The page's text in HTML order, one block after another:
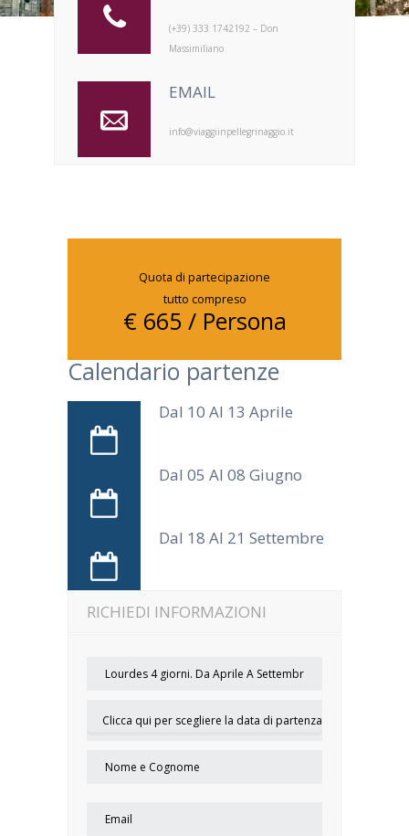
(+39) 333 1742192 – Don
Massimiliano
EMAIL
info@viaggiinpellegrinaggio.it
Quota di partecipazione
tutto compreso
€ 665 / Persona
Calendario partenze
Dal 10 Al 13 Aprile
Dal 05 Al 08 Giugno
Dal 18 Al 21 Settembre
RICHIEDI INFORMAZIONI